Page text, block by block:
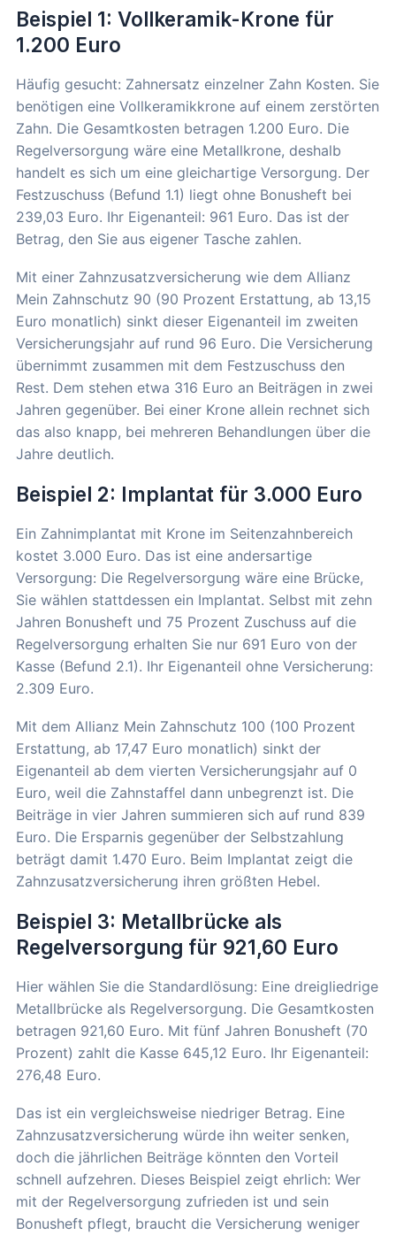
Beispiel 1: Vollkeramik-Krone für
1.200 Euro
Häufig gesucht: Zahnersatz einzelner Zahn Kosten. Sie
benötigen eine Vollkeramikkrone auf einem zerstörten
Zahn. Die Gesamtkosten betragen 1.200 Euro. Die
Regelversorgung wäre eine Metallkrone, deshalb
handelt es sich um eine gleichartige Versorgung. Der
Festzuschuss (Befund 1.1) liegt ohne Bonusheft bei
239,03 Euro. Ihr Eigenanteil: 961 Euro. Das ist der
Betrag, den Sie aus eigener Tasche zahlen.
Mit einer Zahnzusatzversicherung wie dem Allianz
Mein Zahnschutz 90 (90 Prozent Erstattung, ab 13,15
Euro monatlich) sinkt dieser Eigenanteil im zweiten
Versicherungsjahr auf rund 96 Euro. Die Versicherung
übernimmt zusammen mit dem Festzuschuss den
Rest. Dem stehen etwa 316 Euro an Beiträgen in zwei
Jahren gegenüber. Bei einer Krone allein rechnet sich
das also knapp, bei mehreren Behandlungen über die
Jahre deutlich.
Beispiel 2: Implantat für 3.000 Euro
Ein Zahnimplantat mit Krone im Seitenzahnbereich
kostet 3.000 Euro. Das ist eine andersartige
Versorgung: Die Regelversorgung wäre eine Brücke,
Sie wählen stattdessen ein Implantat. Selbst mit zehn
Jahren Bonusheft und 75 Prozent Zuschuss auf die
Regelversorgung erhalten Sie nur 691 Euro von der
Kasse (Befund 2.1). Ihr Eigenanteil ohne Versicherung:
2.309 Euro.
Mit dem Allianz Mein Zahnschutz 100 (100 Prozent
Erstattung, ab 17,47 Euro monatlich) sinkt der
Eigenanteil ab dem vierten Versicherungsjahr auf 0
Euro, weil die Zahnstaffel dann unbegrenzt ist. Die
Beiträge in vier Jahren summieren sich auf rund 839
Euro. Die Ersparnis gegenüber der Selbstzahlung
beträgt damit 1.470 Euro. Beim Implantat zeigt die
Zahnzusatzversicherung ihren größten Hebel.
Beispiel 3: Metallbrücke als
Regelversorgung für 921,60 Euro
Hier wählen Sie die Standardlösung: Eine dreigliedrige
Metallbrücke als Regelversorgung. Die Gesamtkosten
betragen 921,60 Euro. Mit fünf Jahren Bonusheft (70
Prozent) zahlt die Kasse 645,12 Euro. Ihr Eigenanteil:
276,48 Euro.
Das ist ein vergleichsweise niedriger Betrag. Eine
Zahnzusatzversicherung würde ihn weiter senken,
doch die jährlichen Beiträge könnten den Vorteil
schnell aufzehren. Dieses Beispiel zeigt ehrlich: Wer
mit der Regelversorgung zufrieden ist und sein
Bonusheft pflegt, braucht die Versicherung weniger